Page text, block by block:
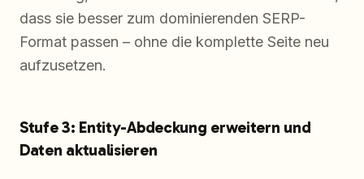
dass sie besser zum dominierenden SERP-
Format passen – ohne die komplette Seite neu
aufzusetzen.
Stufe 3: Entity-Abdeckung erweitern und
Daten aktualisieren